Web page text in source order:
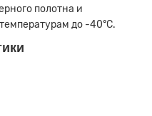
полотна и
до -40°С.